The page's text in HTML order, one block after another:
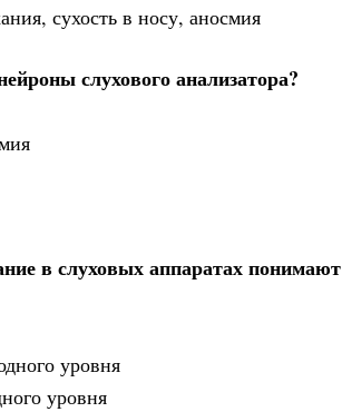
сухость в носу, аносмия
слухового анализатора?
в слуховых аппаратах понимают
уровня
уровня